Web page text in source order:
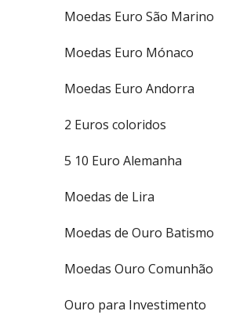
Moedas Euro São Marino
Moedas Euro Mónaco
Moedas Euro Andorra
2 Euros coloridos
5 10 Euro Alemanha
Moedas de Lira
Moedas de Ouro Batismo
Moedas Ouro Comunhão
Ouro para Investimento